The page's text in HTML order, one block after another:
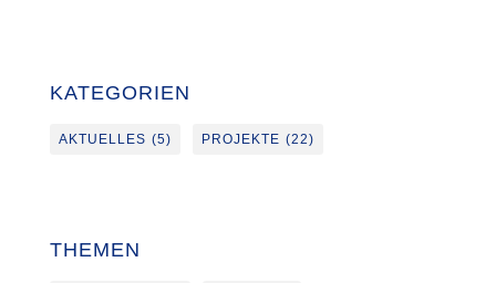
KATEGORIEN
AKTUELLES (5) PROJEKTE (22)
THEMEN